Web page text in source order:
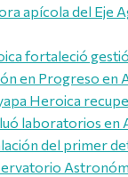
apícola del Eje
fortaleció
en Progreso en
Heroica
laboratorios en
del primer